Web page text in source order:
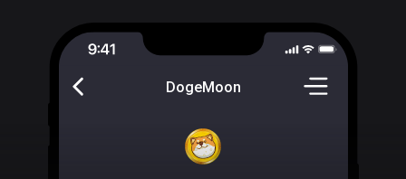
DogeMoon